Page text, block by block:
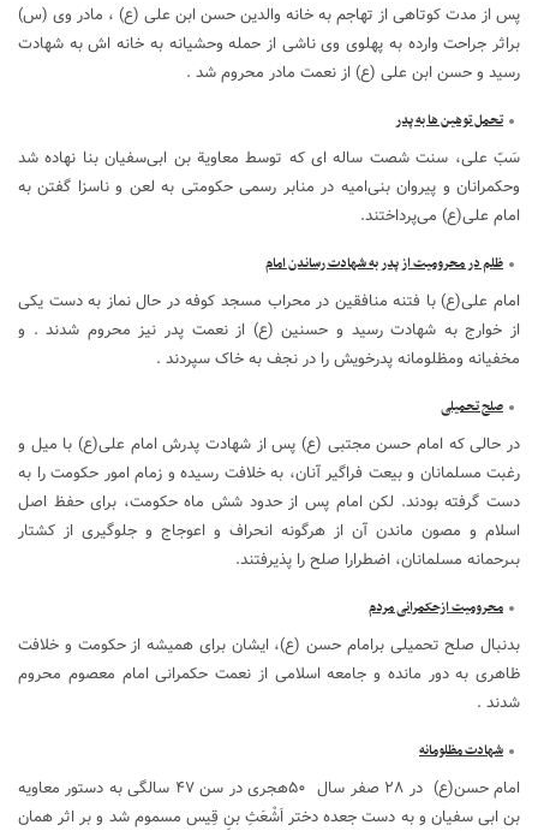
پس از مدت کوتاهی از تهاجم به خانه والدین حسن ابن علی (ع) ، مادر وی (س)
براثر جراحت وارده به پهلوی وی ناشی از حمله وحشیانه به خانه اش به شهادت
رسید و حسن ابن علی (ع) از نعمت مادر محروم شد .
تحمل توهین ها به پدر
سَبّ علی، سنت شصت ساله ای که توسط معاویة بن ابی‌سفیان بنا نهاده شد
وحکمرانان و پیروان بنی‌امیه در منابر رسمی حکومتی به لعن و ناسزا گفتن به
امام علی(ع) می‌پرداختند.
ظلم در محرومیت از پدر به شهادت رساندن امام
امام علی(ع) با فتنه منافقین در محراب مسجد کوفه در حال نماز به دست یکی
از خوارج به شهادت رسید و حسنین (ع) از نعمت پدر نیز محروم شدند . و
مخفیانه ومظلومانه پدرخویش را در نجف به خاک سپردند .
صلح تحمیلی
در حالى که امام حسن مجتبى (ع) پس از شهادت پدرش امام على(ع) با میل و
رغبت مسلمانان و بیعت فراگیر آنان، به خلافت رسیده و زمام امور حکومت را به
دست گرفته بودند. لکن امام پس از حدود شش ماه حکومت، براى حفظ اصل
اسلام و مصون ماندن آن از هرگونه انحراف و اعوجاج و جلوگیرى از کشتار
بى‏رحمانه مسلمانان، اضطرارا صلح را پذیرفتند.
محرومیت ازحکمرانی مردم
بدنبال صلح تحمیلی برامام حسن (ع)، ایشان براى همیشه از حکومت و خلافت
ظاهرى به دور مانده و جامعه اسلامی از نعمت حکمرانی امام معصوم محروم
شدند .
شهادت مظلومانه
امام حسن(ع) در ۲۸ صفر سال ۵۰هجری در سن ۴۷ سالگی به دستور معاویه
بن ابی سفیان و به دست جعده دختر اَشْعَثِ بنِ قِیس مسموم شد و بر اثر همان